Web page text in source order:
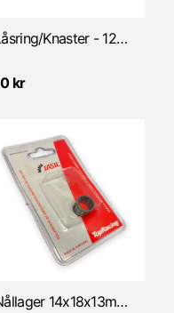
Låsring/Knaster - 12mm
kr
Nållager 14x18x13mm JASIL